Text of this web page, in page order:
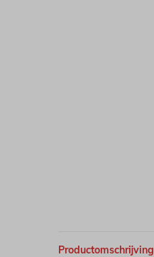
Productomschrijving